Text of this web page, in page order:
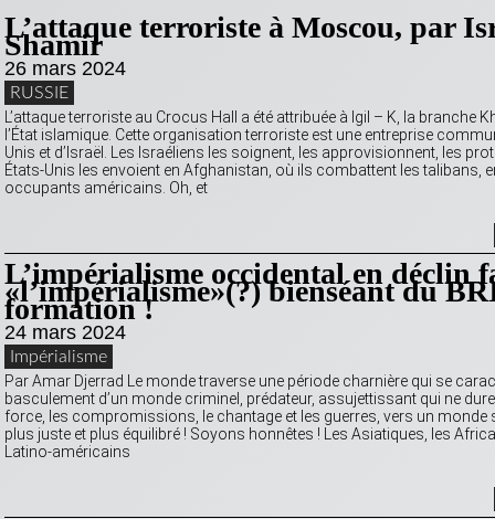
L’attaque terroriste à Moscou, par
Shamir
26 mars 2024
RUSSIE
L’attaque terroriste au Crocus Hall a été attribuée à Igil – K, la branche
l’État islamique. Cette organisation terroriste est une entreprise
Unis et d’Israël. Les Israéliens les soignent, les approvisionnent, les
États-Unis les envoient en Afghanistan, où ils combattent les talibans,
occupants américains. Oh, et
L’impérialisme occidental en déclin
«l’impérialisme»(?) bienséant du
formation !
24 mars 2024
Impérialisme
Par Amar Djerrad Le monde traverse une période charnière qui se
basculement d’un monde criminel, prédateur, assujettissant qui ne
force, les compromissions, le chantage et les guerres, vers un monde
plus juste et plus équilibré ! Soyons honnêtes ! Les Asiatiques, les
Latino-américains